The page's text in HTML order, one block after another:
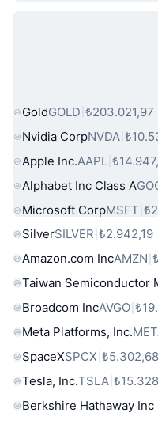
Popüler
GoldGOLD ₺203.021,97
Nvidia CorpNVDA
Apple Inc.AAPL
Alphabet Inc Class A
Microsoft CorpMSFT
SilverSILVER ₺2.942,19
Amazon.com IncAMZN
Taiwan Semiconductor
Broadcom IncAVGO
Meta Platforms, Inc.
SpaceXSPCX ₺5.302,68
Tesla, Inc.TSLA
Berkshire Hathaway Inc